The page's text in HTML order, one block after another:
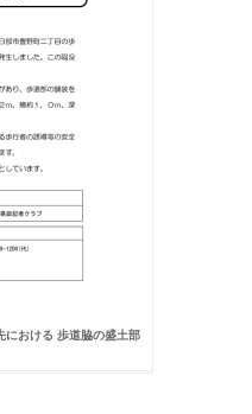
における 歩道脇の盛土部